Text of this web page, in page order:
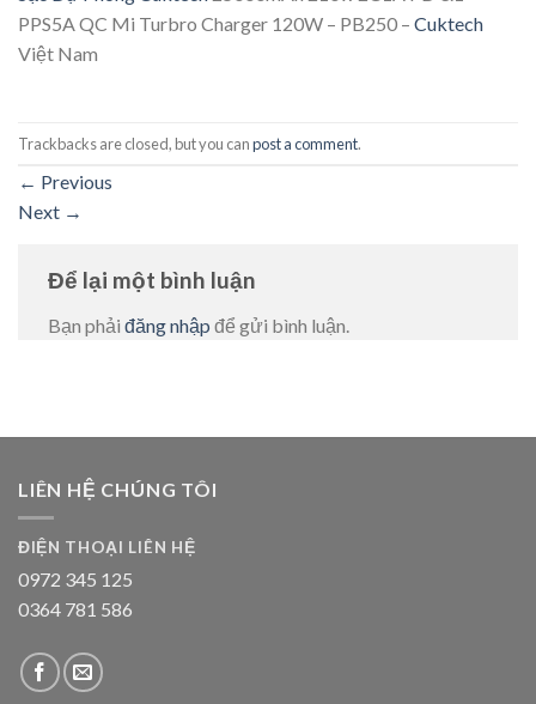
PPS5A QC Mi Turbro Charger 120W – PB250 – Cuktech
Việt Nam
Trackbacks are closed, but you canpost a comment.
← Previous
Next →
Để lại một bình luận
Bạn phải đăng nhập để gửi bình luận.
LIÊN HỆ CHÚNG TÔI
ĐIỆN THOẠI LIÊN HỆ
0972 345 125
0364 781 586